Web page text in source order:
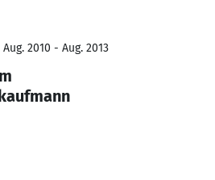
2010 - Aug. 2013